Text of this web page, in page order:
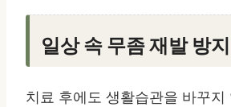
일상 속 무좀 재발 방
치료 후에도 생활습관을 바꾸지